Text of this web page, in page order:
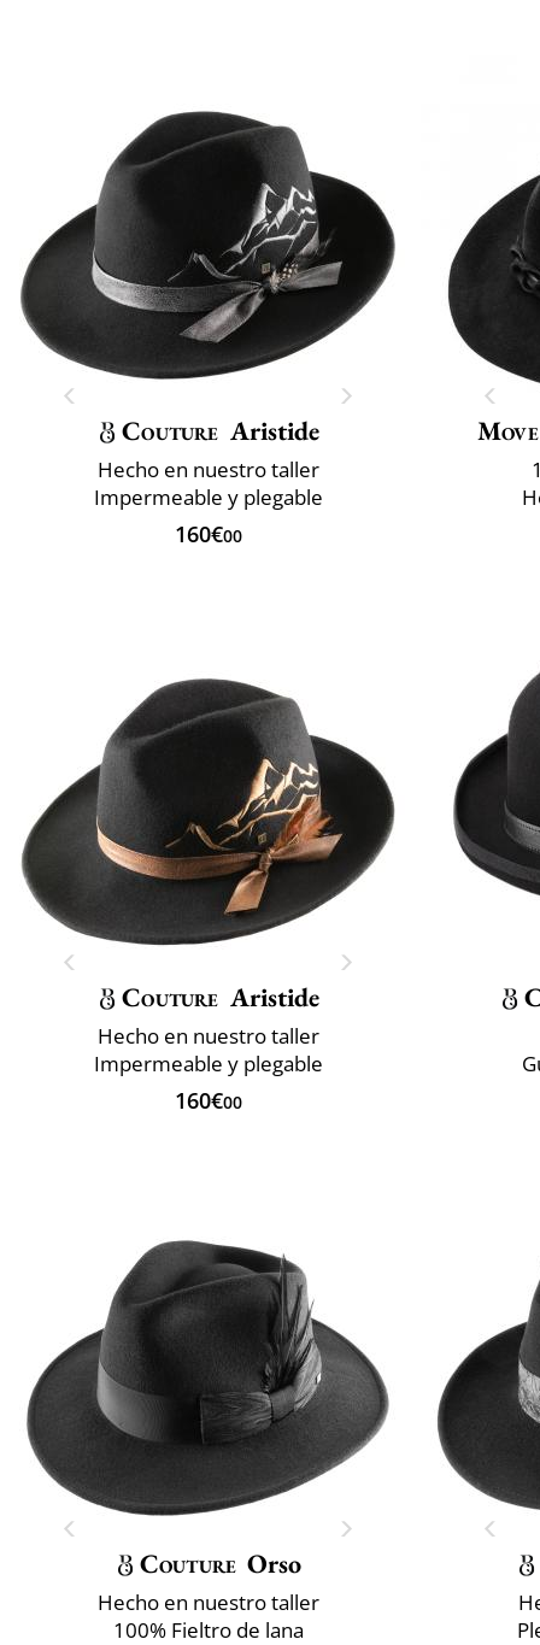
Couture Aristide
Hecho en nuestro taller
Impermeable y plegable
160€00
Couture Aristide
Hecho en nuestro taller
Impermeable y plegable
160€00
Couture Orso
Hecho en nuestro taller
100% Fieltro de lana